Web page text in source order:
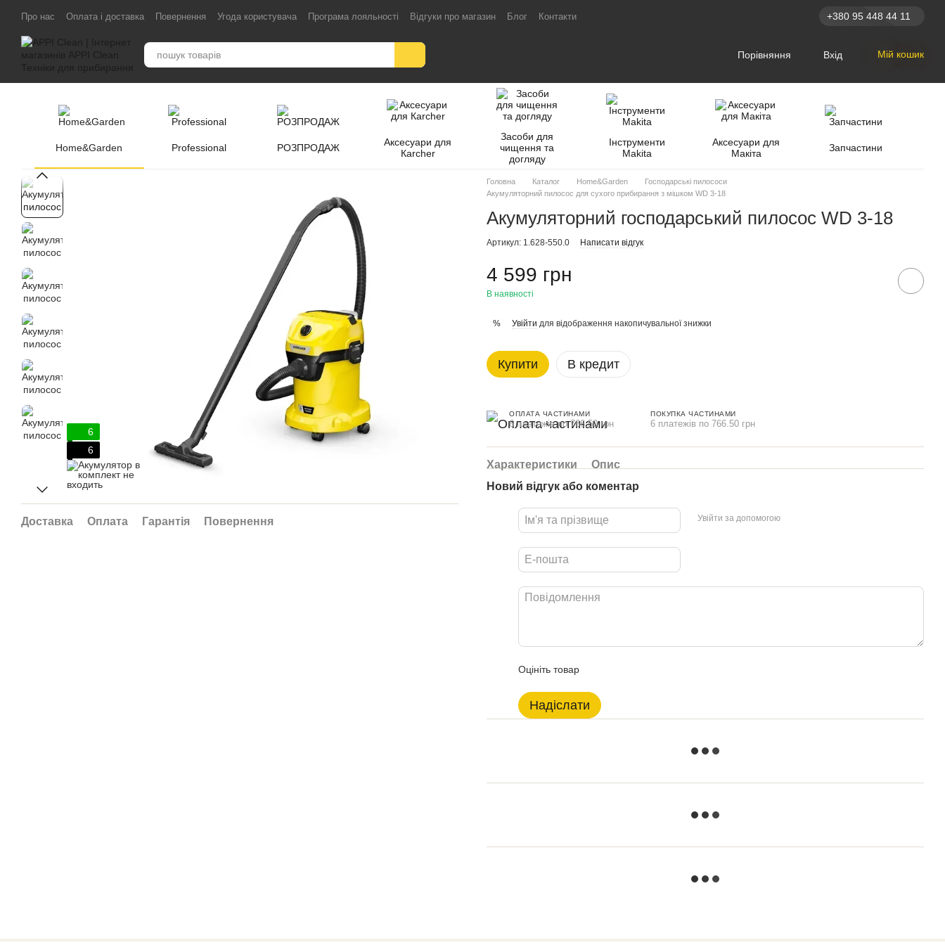
Перейти до основного контенту
Про нас Оплата і доставка Повернення Угода користувача Програма лояльності Відгуки про магазин Блог Контакти +380 95 448 44 11
Порівняння Вхід Мій кошик
Home&Garden Professional РОЗПРОДАЖ
Аксесуари для
Кarcher
Засоби для
чищення та
догляду
Інструменти
Makita
Аксесуари для
Макіта
Запчастини
6
6
Доставка Оплата Гарантія Повернення
Головна Каталог Home&Garden
Господарські пилососи
Акумуляторний пилосос для сухого прибирання з мішком WD 3-18
Акумуляторний господарський пилосос WD 3-18
Артикул: 1.628-550.0 Написати відгук
4 599 грн
В наявності
% Увійти для відображення накопичувальної знижки
Купити В кредит
ОПЛАТА ЧАСТИНАМИ
6 платежів по 766.50 грн
ПОКУПКА ЧАСТИНАМИ
6 платежів по 766.50 грн
Характеристики
Опис
Новий відгук або коментар
Увійти за допомогою
Оцініть товар
Надіслати